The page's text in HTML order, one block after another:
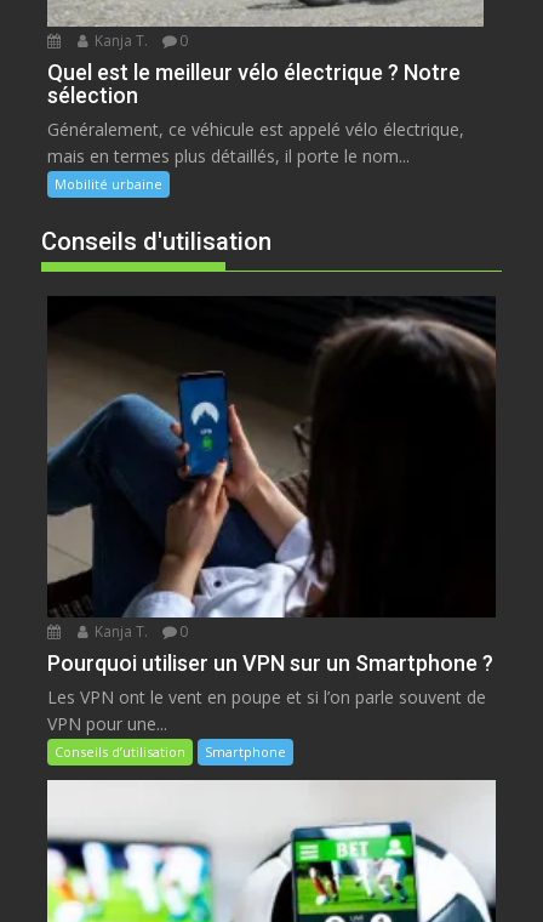
Kanja T. 0
Quel est le meilleur vélo électrique ? Notre
sélection
Généralement, ce véhicule est appelé vélo électrique,
mais en termes plus détaillés, il porte le nom...
Mobilité urbaine
Conseils d'utilisation
Kanja T. 0
Pourquoi utiliser un VPN sur un Smartphone ?
Les VPN ont le vent en poupe et si l’on parle souvent de
VPN pour une...
Conseils d’utilisation Smartphone